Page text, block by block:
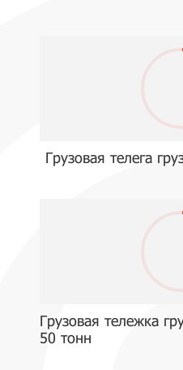
Грузовая телега
Грузовая тележка
50 тонн